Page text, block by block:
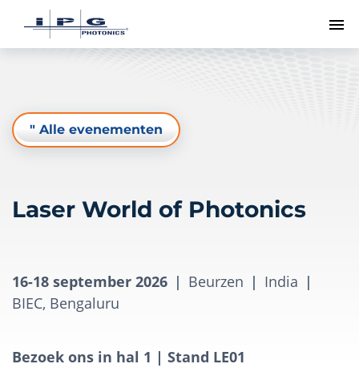
" Alle evenementen
Laser World of Photonics
16-18 september 2026 | Beurzen | India |
BIEC, Bengaluru
Bezoek ons in hal 1 | Stand LE01